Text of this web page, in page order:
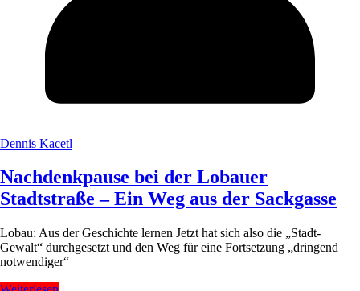
Dennis Kacetl
Nachdenkpause bei der Lobauer
Stadtstraße – Ein Weg aus der Sackgasse
Lobau: Aus der Geschichte lernen Jetzt hat sich also die „Stadt-
Gewalt“ durchgesetzt und den Weg für eine Fortsetzung „dringend
notwendiger“